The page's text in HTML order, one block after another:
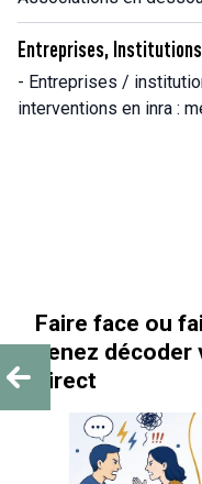
Entreprises, Institutions
- Entreprises /
interventions en inra :
en
« Au-delà